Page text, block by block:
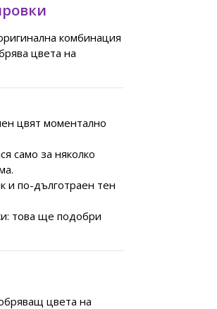
комбинация
цвета на
цвят моментално
само за няколко
и по-дълготраен тен
това ще подобри
цвета на